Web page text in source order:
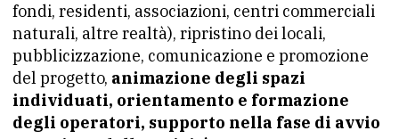
fondi, residenti, associazioni, centri commerciali
naturali, altre realtà), ripristino dei locali,
pubblicizzazione, comunicazione e promozione
del progetto, animazione degli spazi
individuati, orientamento e formazione
degli operatori, supporto nella fase di avvio